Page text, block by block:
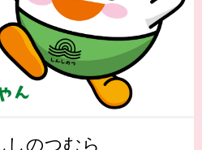
しのつむら